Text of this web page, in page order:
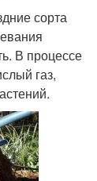
сорта
В процессе
газ,